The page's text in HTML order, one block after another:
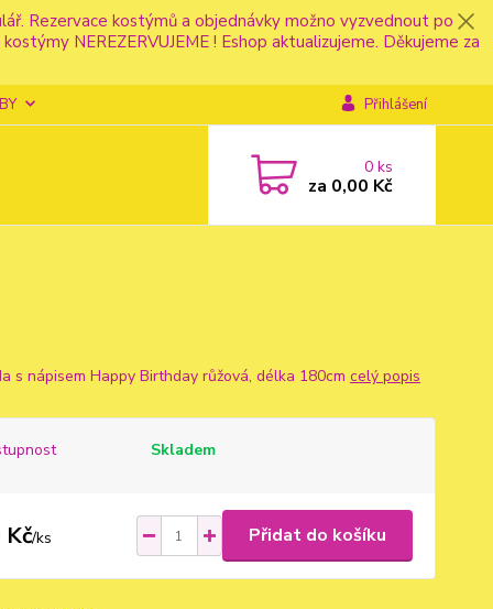
Rezervace kostýmů a objednávky možno vyzvednout po
NEREZERVUJEME ! Eshop aktualizujeme. Děkujeme za
Přihlášení
0ks
za 0,00 Kč
s nápisem Happy Birthday růžová, délka 180cm celý popis
Skladem
Kč/ks Přidat do košíku